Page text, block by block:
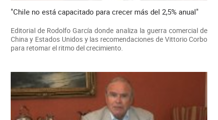
"Chile no está capacitado para crecer más del 2,5% anual"
Editorial de Rodolfo García donde analiza la guerra comercial de
China y Estados Unidos y las recomendaciones de Vittorio Corbo
para retomar el ritmo del crecimiento.